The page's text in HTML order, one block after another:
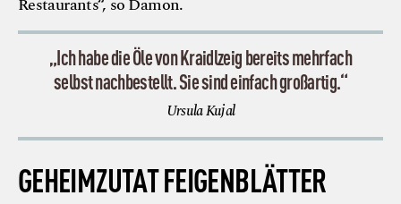
Restaurants“, so Damon.
„Ich habe die Öle von Kraidlzeig bereits mehrfach
selbst nachbestellt. Sie sind einfach großartig.“
Ursula Kujal
GEHEIMZUTAT FEIGENBLÄTTER